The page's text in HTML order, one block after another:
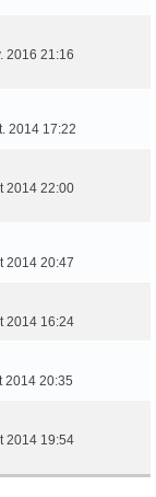
2016 21:16
2014 17:22
2014 22:00
2014 20:47
2014 16:24
2014 20:35
2014 19:54